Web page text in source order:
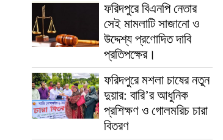
ফরিদপুরে বিএনপি নেতার
সেই মামলাটি সাজানো ও
উদ্দেশ্য প্রণোদিত দাবি
প্রতিপক্ষের।
ফরিদপুরে মশলা চাষের নতুন
দুয়ার: বারি’র আধুনিক
প্রশিক্ষণ ও গোলমরিচ চারা
বিতরণ